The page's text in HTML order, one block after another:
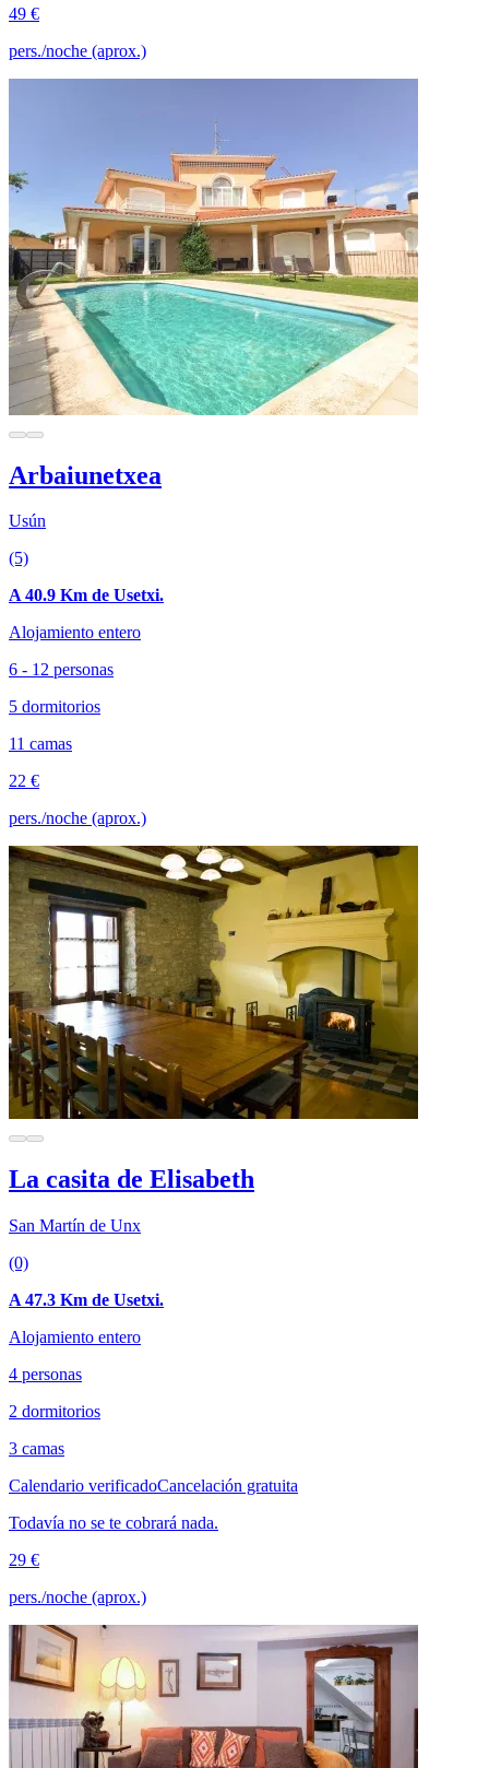
49 €
pers./noche (aprox.)
Arbaiunetxea
Usún
(5)
A 40.9 Km de Usetxi.
Alojamiento entero
6 - 12 personas
5 dormitorios
11 camas
22 €
pers./noche (aprox.)
La casita de Elisabeth
San Martín de Unx
(0)
A 47.3 Km de Usetxi.
Alojamiento entero
4 personas
2 dormitorios
3 camas
Calendario verificadoCancelación gratuita
Todavía no se te cobrará nada.
29 €
pers./noche (aprox.)